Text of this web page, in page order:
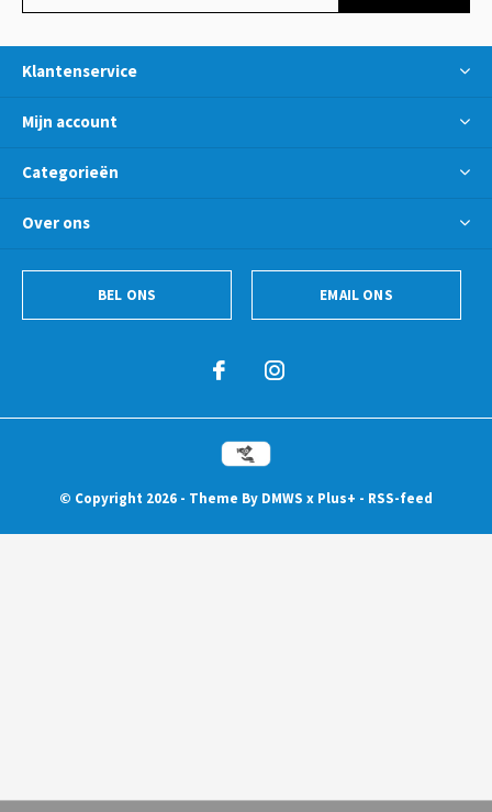
Klantenservice
Mijn account
Categorieën
Over ons
BEL ONS EMAIL ONS
© Copyright 2026 - Theme By DMWS x Plus+ - RSS-feed